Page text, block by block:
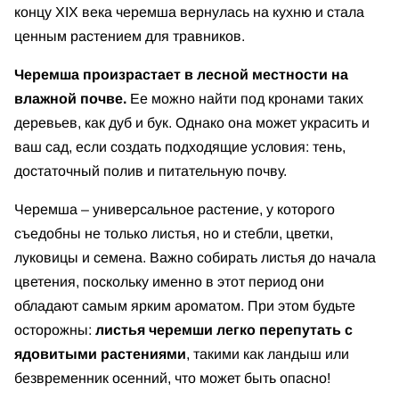
концу XIX века черемша вернулась на кухню и стала
ценным растением для травников.
Черемша произрастает в лесной местности на
влажной почве. Ее можно найти под кронами таких
деревьев, как дуб и бук. Однако она может украсить и
ваш сад, если создать подходящие условия: тень,
достаточный полив и питательную почву.
Черемша – универсальное растение, у которого
съедобны не только листья, но и стебли, цветки,
луковицы и семена. Важно собирать листья до начала
цветения, поскольку именно в этот период они
обладают самым ярким ароматом. При этом будьте
осторожны: листья черемши легко перепутать с
ядовитыми растениями, такими как ландыш или
безвременник осенний, что может быть опасно!